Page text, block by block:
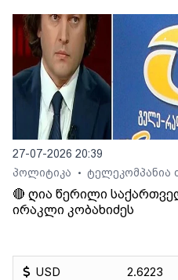
27-07-2026 20:39
პოლიტიკა
• ტელეკომპანია
🔴 ღია წერილი
ირაკლი კობახიძეს
USD
2.6223